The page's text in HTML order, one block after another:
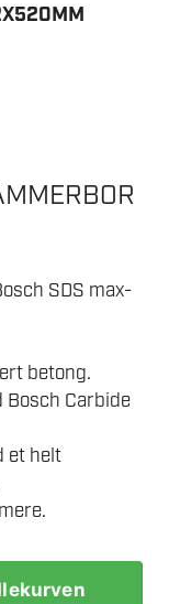
SDS max-
betong.
Carbide
et helt